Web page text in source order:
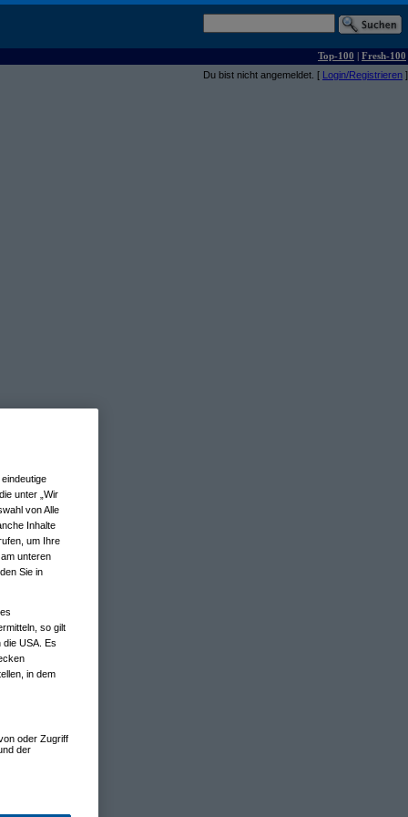
Top-100 | Fresh-100
Du bist nicht angemeldet. [ Login/Registrieren ]
unter „Wir
von Alle
Inhalte
um Ihre
unteren
Sie in
so gilt
die USA. Es
in dem
oder Zugriff
der